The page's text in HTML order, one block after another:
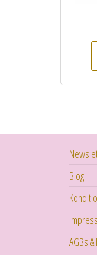
Blog
AGBs